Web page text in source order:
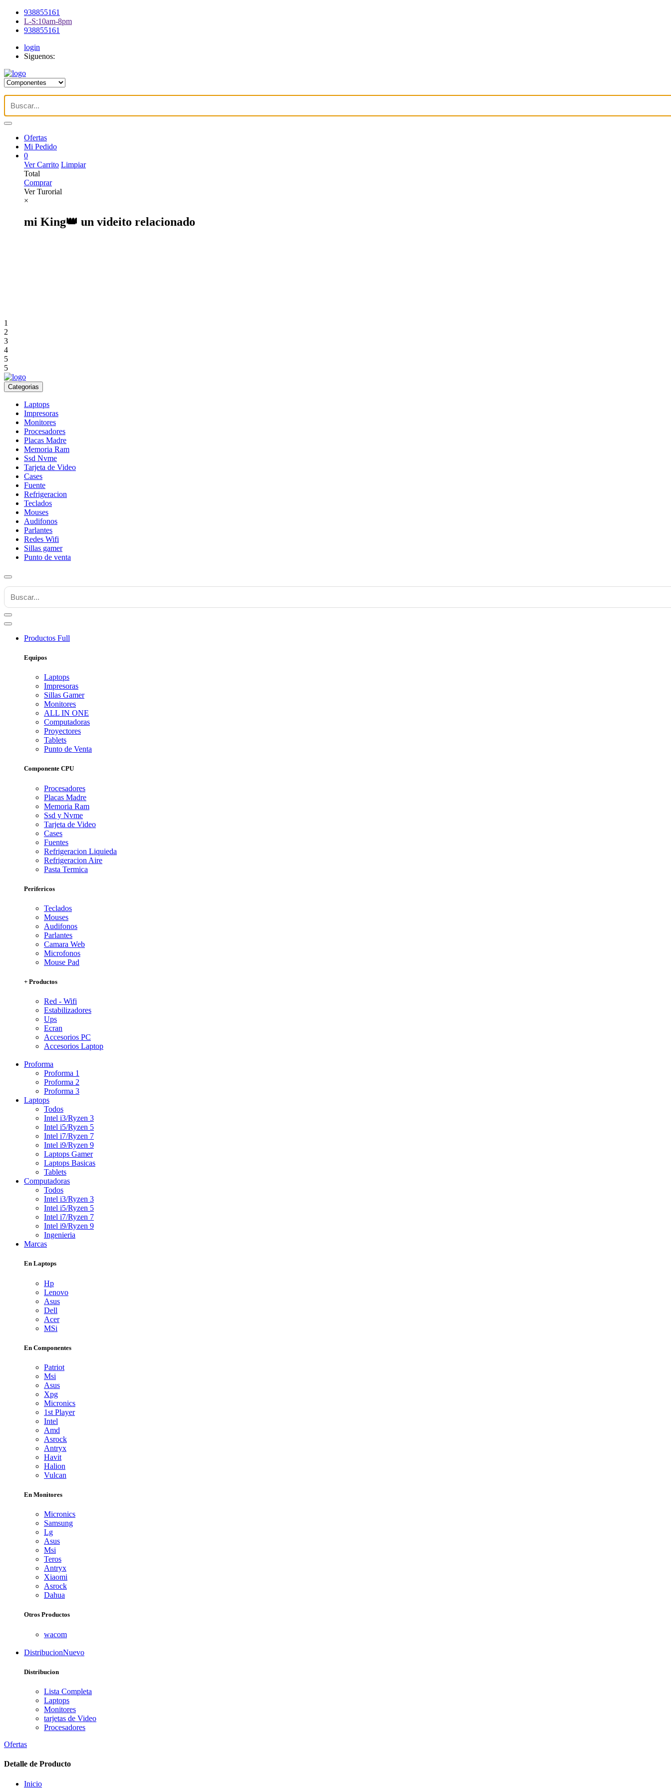
938855161
L-S:10am-8pm
938855161
login
Siguenos:
Ofertas
Mi Pedido
0
Ver Carrito Limpiar
Total
Comprar
Ver Turorial
×
mi King👑 un videito relacionado
1
2
3
4
5
5
Categorias
Laptops
Impresoras
Monitores
Procesadores
Placas Madre
Memoria Ram
Ssd Nvme
Tarjeta de Video
Cases
Fuente
Refrigeracion
Teclados
Mouses
Audifonos
Parlantes
Redes Wifi
Sillas gamer
Punto de venta
Productos Full
Equipos
Laptops
Impresoras
Sillas Gamer
Monitores
ALL IN ONE
Computadoras
Proyectores
Tablets
Punto de Venta
Componente CPU
Procesadores
Placas Madre
Memoria Ram
Ssd y Nvme
Tarjeta de Video
Cases
Fuentes
Refrigeracion Liquieda
Refrigeracion Aire
Pasta Termica
Perifericos
Teclados
Mouses
Audifonos
Parlantes
Camara Web
Microfonos
Mouse Pad
+ Productos
Red - Wifi
Estabilizadores
Ups
Ecran
Accesorios PC
Accesorios Laptop
Proforma
Proforma 1
Proforma 2
Proforma 3
Laptops
Todos
Intel i3/Ryzen 3
Intel i5/Ryzen 5
Intel i7/Ryzen 7
Intel i9/Ryzen 9
Laptops Gamer
Laptops Basicas
Tablets
Computadoras
Todos
Intel i3/Ryzen 3
Intel i5/Ryzen 5
Intel i7/Ryzen 7
Intel i9/Ryzen 9
Ingenieria
Marcas
En Laptops
Hp
Lenovo
Asus
Dell
Acer
MSi
En Componentes
Patriot
Msi
Asus
Xpg
Micronics
1st Player
Intel
Amd
Asrock
Antryx
Havit
Halion
Vulcan
En Monitores
Micronics
Samsung
Lg
Asus
Msi
Teros
Antryx
Xiaomi
Asrock
Dahua
Otros Productos
wacom
DistribucionNuevo
Distribucion
Lista Completa
Laptops
Monitores
tarjetas de Video
Procesadores
Ofertas
Detalle de Producto
Inicio